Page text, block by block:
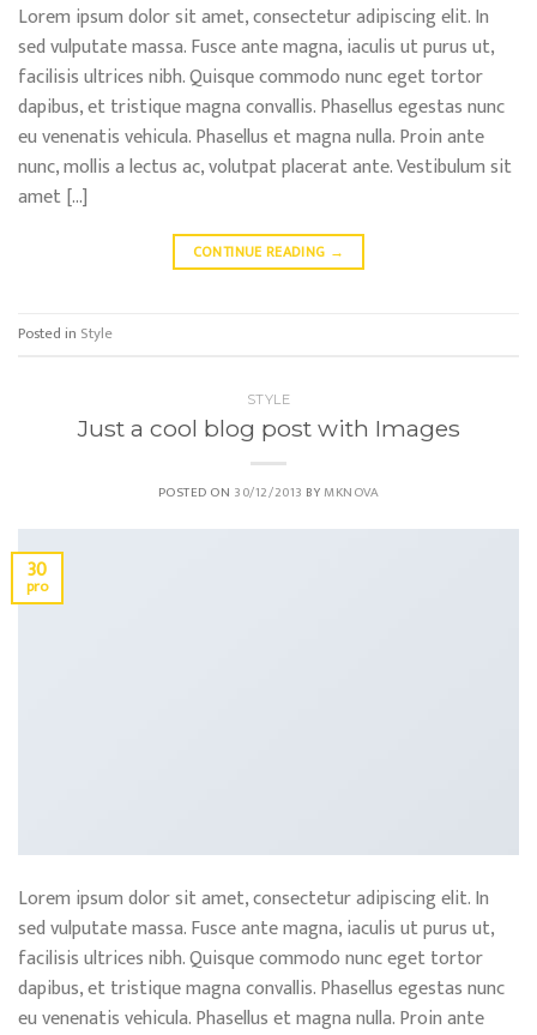
Lorem ipsum dolor sit amet, consectetur adipiscing elit. In
sed vulputate massa. Fusce ante magna, iaculis ut purus ut,
facilisis ultrices nibh. Quisque commodo nunc eget tortor
dapibus, et tristique magna convallis. Phasellus egestas nunc
eu venenatis vehicula. Phasellus et magna nulla. Proin ante
nunc, mollis a lectus ac, volutpat placerat ante. Vestibulum sit
amet […]
CONTINUE READING →
Posted in Style
STYLE
Just a cool blog post with Images
POSTED ON 30/12/2013 BY MKNOVA
30
pro
Lorem ipsum dolor sit amet, consectetur adipiscing elit. In
sed vulputate massa. Fusce ante magna, iaculis ut purus ut,
facilisis ultrices nibh. Quisque commodo nunc eget tortor
dapibus, et tristique magna convallis. Phasellus egestas nunc
eu venenatis vehicula. Phasellus et magna nulla. Proin ante